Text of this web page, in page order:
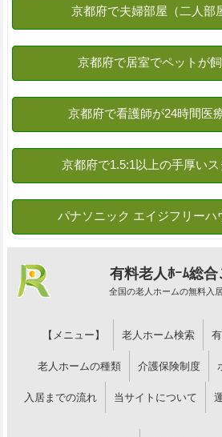
有料老人ﾎｰﾑ総合
全国の老人ホームの無料入
【メニュー】 老人ホーム検索
老人ホームの種類 介護保険制度
入居までの流れ 当サイトについて